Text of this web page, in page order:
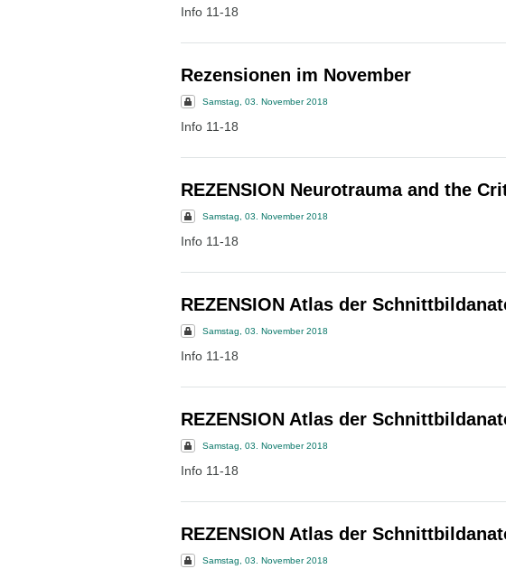
Info 11-18
Rezensionen im November
Samstag, 03. November 2018
Info 11-18
REZENSION Neurotrauma and the
Samstag, 03. November 2018
Info 11-18
REZENSION Atlas der
Samstag, 03. November 2018
Info 11-18
REZENSION Atlas der
Samstag, 03. November 2018
Info 11-18
REZENSION Atlas der
Samstag, 03. November 2018